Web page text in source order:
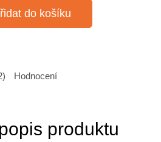
do košíku
Hodnocení
produktu